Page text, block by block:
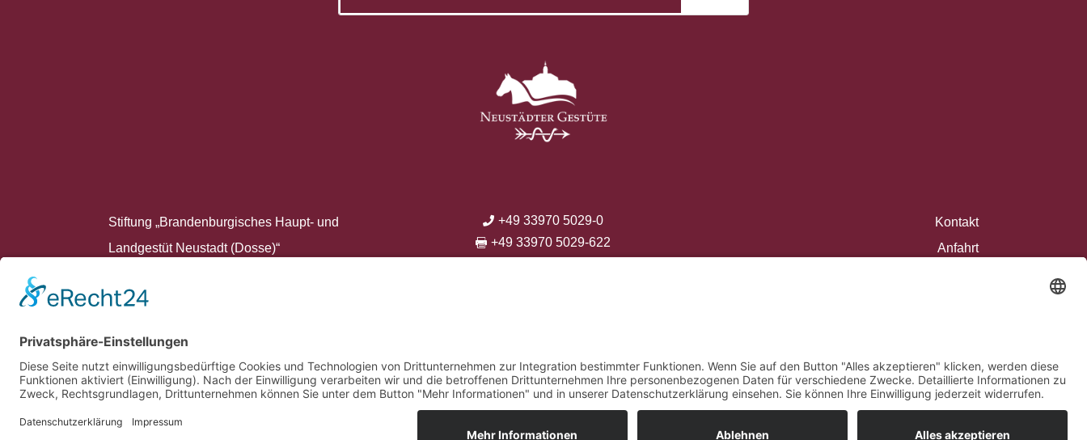
Stiftung „Brandenburgisches Haupt- und
Landgestüt Neustadt (Dosse)“
Hauptgestüt 10
 +49 33970 5029-0
 +49 33970 5029-622
Kontakt
Anfahrt
ANMELDUNG ZUM NEWSLETTER